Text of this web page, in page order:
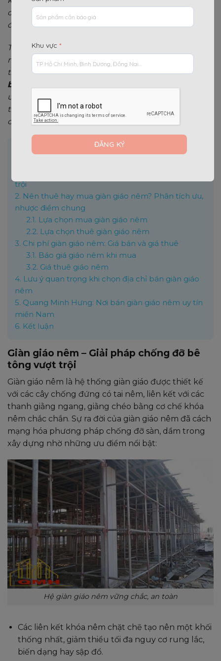
chóng, giàn giáo nêm đang trở thành lựa chọn hàng
đầu cho nhiều nhà thầu tại Miền Nam.
Tuy nhiên, trước khi bắt đầu dự án, một trong
những quyết định quan trọng nhất là nên mua hay
thuê giàn giáo nêm, và tìm kiếmnơi cho thuê và
bán giàn giáo nêm
ưu nhược điểm của cả hai lựa chọn, đồng thời giới
thiệu địa chỉ đáng tin cậy để tìm mua giàn giáo nêm
chất lượng cao.
Nội dung chính [Ẩn]
trội
2. Nên thuê hay mua giàn giáo nêm? Phân tích ưu,
nhược điểm chung
2.1. Lựa chọn mua giàn giáo nêm
2.2. Lựa chọn thuê giàn giáo nêm
3. Chi phí giàn giáo nêm: Giá bán và giá thuê
3.1. Báo giá giáo nêm khi mua
3.2. Giá thuê giáo nêm
4. Lưu ý quan trọng khi chọn địa chỉ bán giàn giáo
nêm
5. Quang Minh Hưng: Nơi bán giàn giáo nêm uy tín
miền Nam
6. Kết luận
Giàn giáo nêm – Giải pháp chống đỡ bê
tông vượt trội
Giàn giáo nêm là hệ thống giàn giáo được thiết kế
với các cây chống đứng có tai nêm, liên kết với các
thanh giằng ngang, giằng chéo bằng cơ chế khóa
nêm chắc chắn. Sự ra đời của giàn giáo nêm đã cách
mạng hóa phương pháp chống đỡ sàn, dầm trong
xây dựng nhờ những ưu điểm nổi bật:
Hệ giàn giáo nêm vững chắc, an toàn
Các liên kết khóa nêm chặt chẽ tạo nên một khối
thống nhất, giảm thiểu tối đa nguy cơ rung lắc,
biến dạng hay sập đổ.
Khu vực *